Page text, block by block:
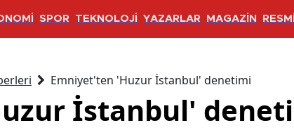
SPOR TEKNOLOJİ YAZARLAR MAGAZİN
Emniyet'ten 'Huzur İstanbul' denetimi
İstanbul'